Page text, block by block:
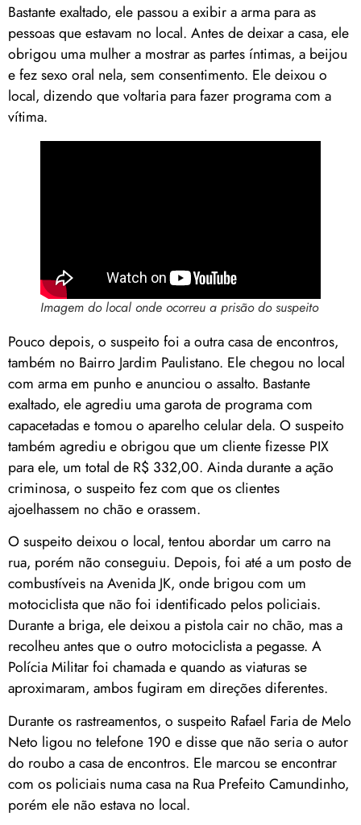
Bastante exaltado, ele passou a exibir a arma para as
pessoas que estavam no local. Antes de deixar a casa, ele
obrigou uma mulher a mostrar as partes íntimas, a beijou
e fez sexo oral nela, sem consentimento. Ele deixou o
local, dizendo que voltaria para fazer programa com a
vítima.
Imagem do local onde ocorreu a prisão do suspeito
Pouco depois, o suspeito foi a outra casa de encontros,
também no Bairro Jardim Paulistano. Ele chegou no local
com arma em punho e anunciou o assalto. Bastante
exaltado, ele agrediu uma garota de programa com
capacetadas e tomou o aparelho celular dela. O suspeito
também agrediu e obrigou que um cliente fizesse PIX
para ele, um total de R$ 332,00. Ainda durante a ação
criminosa, o suspeito fez com que os clientes
ajoelhassem no chão e orassem.
O suspeito deixou o local, tentou abordar um carro na
rua, porém não conseguiu. Depois, foi até a um posto de
combustíveis na Avenida JK, onde brigou com um
motociclista que não foi identificado pelos policiais.
Durante a briga, ele deixou a pistola cair no chão, mas a
recolheu antes que o outro motociclista a pegasse. A
Polícia Militar foi chamada e quando as viaturas se
aproximaram, ambos fugiram em direções diferentes.
Durante os rastreamentos, o suspeito Rafael Faria de Melo
Neto ligou no telefone 190 e disse que não seria o autor
do roubo a casa de encontros. Ele marcou se encontrar
com os policiais numa casa na Rua Prefeito Camundinho,
porém ele não estava no local.